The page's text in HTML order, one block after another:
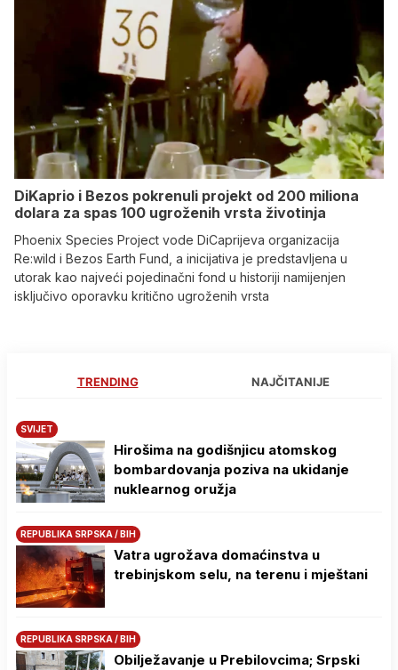
DiKaprio i Bezos pokrenuli projekt od 200 miliona
dolara za spas 100 ugroženih vrsta životinja
Phoenix Species Project vode DiCaprijeva organizacija
Re:wild i Bezos Earth Fund, a inicijativa je predstavljena u
utorak kao najveći pojedinačni fond u historiji namijenjen
isključivo oporavku kritično ugroženih vrsta
TRENDING NAJČITANIJE
SVIJET
Hirošima na godišnjicu atomskog
bombardovanja poziva na ukidanje
nuklearnog oružja
REPUBLIKA SRPSKA / BIH
Vatra ugrožava domaćinstva u
trebinjskom selu, na terenu i mještani
REPUBLIKA SRPSKA / BIH
Obilježavanje u Prebilovcima; Srpski